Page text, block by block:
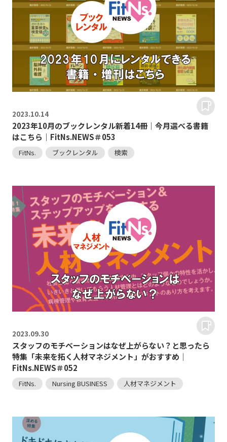
2023.10.14
2023年10月のブックレンタル新着14冊｜今月選べる書籍
はこちら｜FitNs.NEWS＃053
FitNs. ブックレンタル 検索
2023.09.30
スタッフのモチベーションはなぜ上がらない？と思ったら
特集「未来を拓く人材マネジメント」がおすすめ｜
FitNs.NEWS＃052
FitNs. Nursing BUSINESS 人材マネジメント